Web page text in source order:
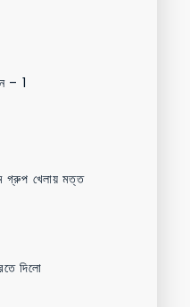
– 1
গ্রুপ খেলায় মত্ত
দিলো